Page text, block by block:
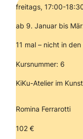
freitags, 17:00-
ab 9. Januar bis
11 mal – nicht in
Kursnummer: 6
KiKu-Atelier im
Romina Ferrarotti
102 €